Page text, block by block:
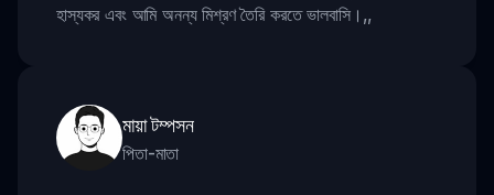
হাস্যকর এবং আমি অনন্য মিশ্রণ তৈরি করতে ভালবাসি। ,,
মায়া টম্পসন
পিতা-মাতা